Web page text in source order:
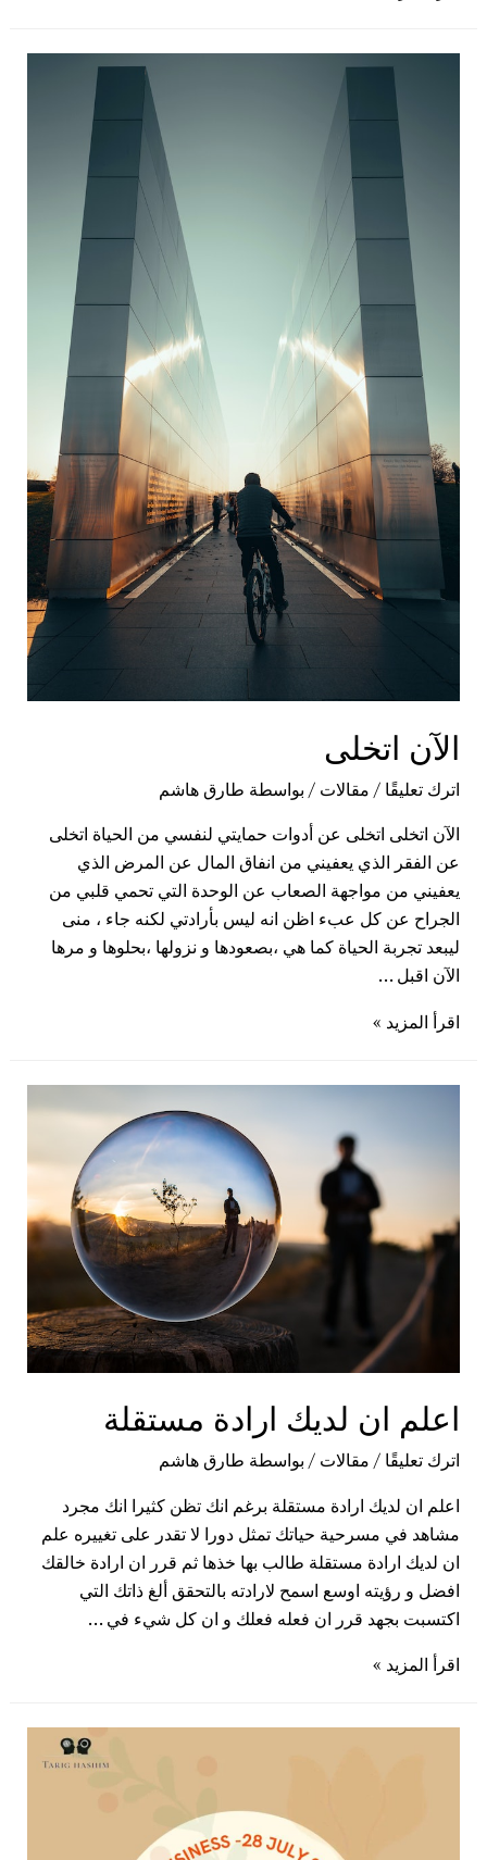
الآن اتخلى
اترك تعليقًا / مقالات / بواسطة طارق هاشم
الآن اتخلى اتخلى عن أدوات حمايتي لنفسي من الحياة اتخلى
عن الفقر الذي يعفيني من انفاق المال عن المرض الذي
يعفيني من مواجهة الصعاب عن الوحدة التي تحمي قلبي من
الجراح عن كل عبء اظن انه ليس بأرادتي لكنه جاء ، منى
ليبعد تجربة الحياة كما هي ،بصعودها و نزولها ،بحلوها و مرها
الآن اقبل …
اقرأ المزيد »
اعلم ان لديك ارادة مستقلة
اترك تعليقًا / مقالات / بواسطة طارق هاشم
اعلم ان لديك ارادة مستقلة برغم انك تظن كثيرا انك مجرد
مشاهد في مسرحية حياتك تمثل دورا لا تقدر على تغييره علم
ان لديك ارادة مستقلة طالب بها خذها ثم قرر ان ارادة خالقك
افضل و رؤيته اوسع اسمح لارادته بالتحقق ألغ ذاتك التي
اكتسبت بجهد قرر ان فعله فعلك و ان كل شيء في …
اقرأ المزيد »